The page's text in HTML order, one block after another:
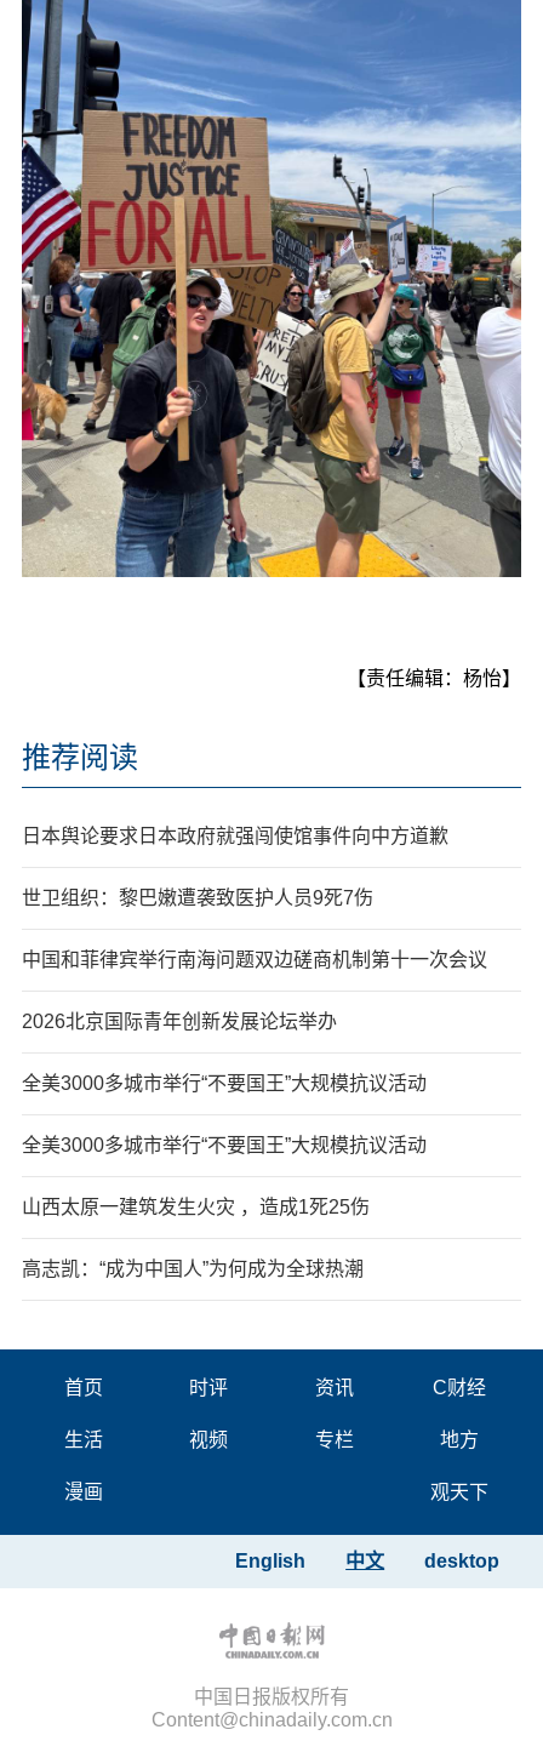
【责任编辑：杨怡】
推荐阅读
日本舆论要求日本政府就强闯使馆事件向中方道歉
世卫组织：黎巴嫩遭袭致医护人员9死7伤
中国和菲律宾举行南海问题双边磋商机制第十一次会议
2026北京国际青年创新发展论坛举办
全美3000多城市举行“不要国王”大规模抗议活动
全美3000多城市举行“不要国王”大规模抗议活动
山西太原一建筑发生火灾 ，造成1死25伤
高志凯：“成为中国人”为何成为全球热潮
首页 时评 资讯 C财经
生活 视频 专栏 地方
漫画 观天下
desktop
中文
English
中国日报版权所有
Content@chinadaily.com.cn